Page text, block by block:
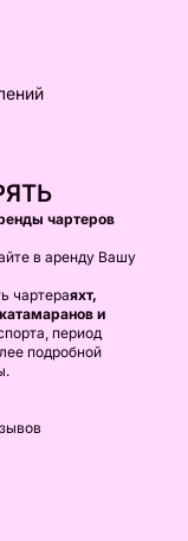
чартеров
в аренду Вашу
чартераяхт,
и
период
подробной